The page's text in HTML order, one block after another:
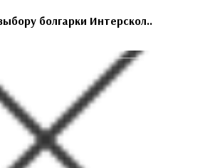
болгарки Интерскол..